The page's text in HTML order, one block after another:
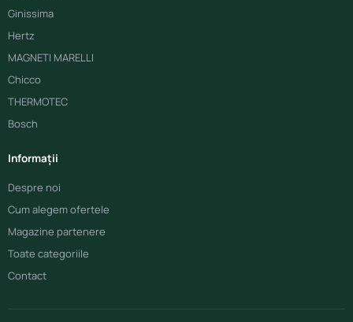
Ginissima
Hertz
MAGNETI MARELLI
Chicco
THERMOTEC
Bosch
Informații
Despre noi
Cum alegem ofertele
Magazine partenere
Toate categoriile
Contact